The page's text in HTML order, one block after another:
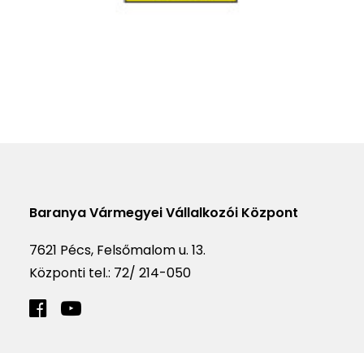
Baranya Vármegyei Vállalkozói Központ
7621 Pécs, Felsőmalom u. 13.
Központi tel.: 72/ 214-050